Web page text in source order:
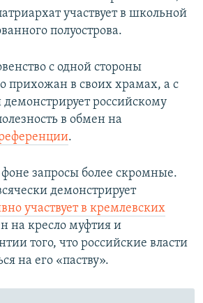
участвует в школьной
полуострова.
с одной стороны
прихожан в своих храмах, а с
демонстрирует российскому
в обмен на
.
запросы более скромные.
демонстрирует
участвует в кремлевских
на кресло муфтия и
того, что российские власти
на его «паству».